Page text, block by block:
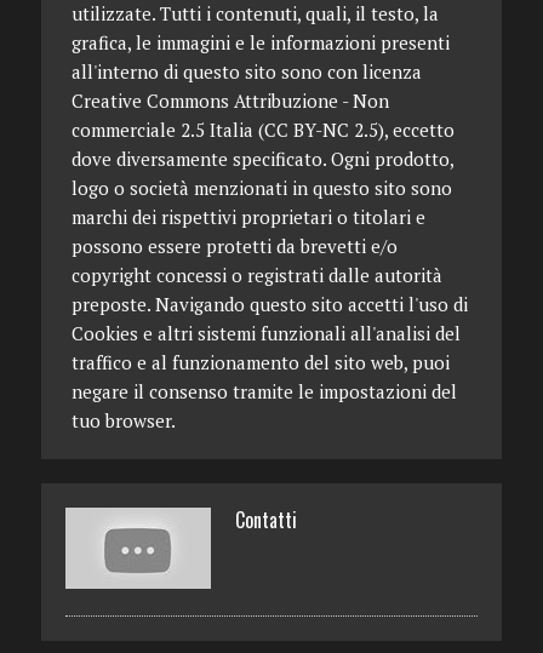
utilizzate. Tutti i contenuti, quali, il testo, la
grafica, le immagini e le informazioni presenti
all'interno di questo sito sono con licenza
Creative Commons Attribuzione - Non
commerciale 2.5 Italia (CC BY-NC 2.5), eccetto
dove diversamente specificato. Ogni prodotto,
logo o società menzionati in questo sito sono
marchi dei rispettivi proprietari o titolari e
possono essere protetti da brevetti e/o
copyright concessi o registrati dalle autorità
preposte. Navigando questo sito accetti l'uso di
Cookies e altri sistemi funzionali all'analisi del
traffico e al funzionamento del sito web, puoi
negare il consenso tramite le impostazioni del
tuo browser.
Contatti